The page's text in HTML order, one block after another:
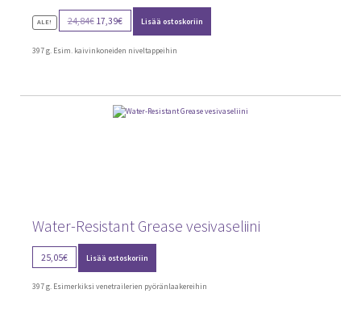
ALE! 24,84€
Alkuperäinen
hinta
oli:
17,39€
Nykyinen
hinta
on:
Lisää ostoskoriin
397 g. Esim. kaivinkoneiden niveltappeihin
Water-Resistant Grease vesivaseliini
25,05€ Lisää ostoskoriin
397 g. Esimerkiksi venetrailerien pyöränlaakereihin